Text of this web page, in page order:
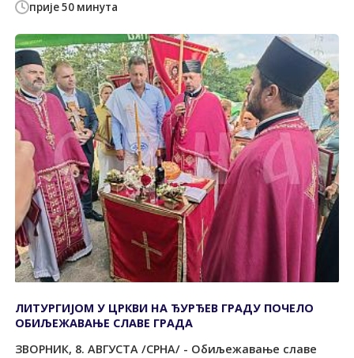
прије 50 минута
ЛИТУРГИЈОМ У ЦРКВИ НА ЂУРЂЕВ ГРАДУ ПОЧЕЛО
ОБИЉЕЖАВАЊЕ СЛАВЕ ГРАДА
ЗВОРНИК, 8. АВГУСТА /СРНА/ - Обиљежавање славе